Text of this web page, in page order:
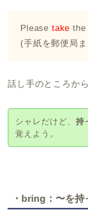
Please take the
(手紙を郵便局
話し手のところか
シャレだけど、 持
覚えよう。
・bring：〜を持